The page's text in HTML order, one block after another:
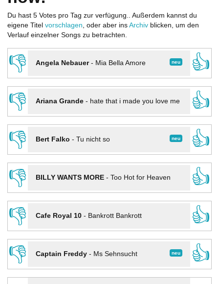
Du hast 5 Votes pro Tag zur verfügung.. Außerdem kannst du
eigene Titel vorschlagen, oder aber ins Archiv blicken, um den
Verlauf einzelner Songs zu betrachten.
👎 neu
Angela Nebauer- Mia Bella Amore
👍
👎
Ariana Grande- hate that i made you love me
👍
👎
neu
Bert Falko - Tu nicht so
👍
👎
BILLY WANTS MORE- Too Hot for Heaven
👍
👎
Cafe Royal 10- Bankrott Bankrott
👍
👎
neu
Captain Freddy- Ms Sehnsucht
👍